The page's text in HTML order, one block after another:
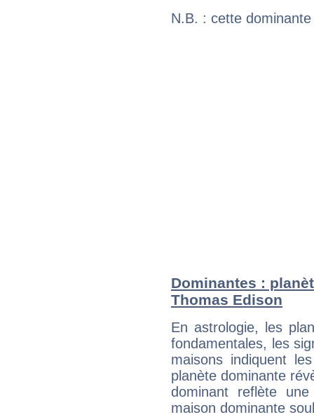
N.B. : cette
Dominantes :
Thomas Edison
En astrologie, les
fondamentales, les
maisons indiquent
planète dominante
dominant reflète
maison dominante